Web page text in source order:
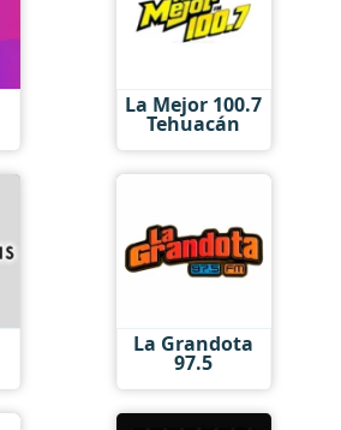
La Mejor 100.7
Tehuacán
La Grandota
97.5